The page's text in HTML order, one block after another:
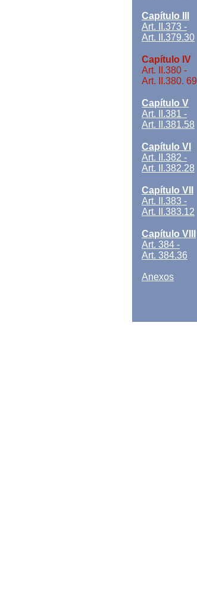
Capítulo III
Art. II.373 -
Art. II.379.30
Capítulo IV
Art. II.380 -
Art. II.380. 69
Capítulo V
Art. II.381 -
Art. II.381.58
Capítulo VI
Art. II.382 -
Art. II.382.28
Capítulo VII
Art. II.383 -
Art. II.383.12
Capítulo VIII
Art. 384 -
Art. 384.36
Anexos